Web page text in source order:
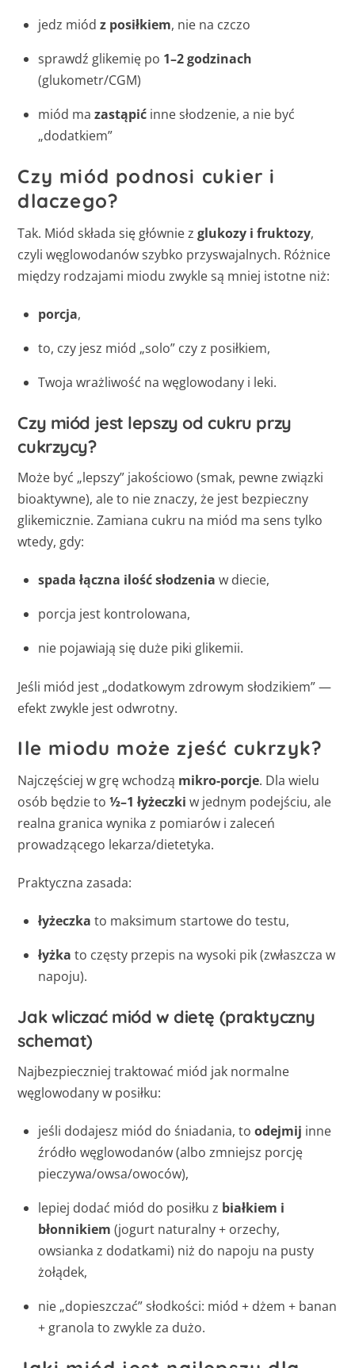
jedz miód z posiłkiem, nie na czczo
sprawdź glikemię po 1–2 godzinach
(glukometr/CGM)
miód ma zastąpić inne słodzenie, a nie być
„dodatkiem”
Czy miód podnosi cukier i
dlaczego?
Tak. Miód składa się głównie zglukozy i fruktozy,
czyli węglowodanów szybko przyswajalnych. Różnice
między rodzajami miodu zwykle są mniej istotne niż:
porcja,
to, czy jesz miód „solo” czy z posiłkiem,
Twoja wrażliwość na węglowodany i leki.
Czy miód jest lepszy od cukru przy
cukrzycy?
Może być „lepszy” jakościowo (smak, pewne związki
bioaktywne), ale to nie znaczy, że jest bezpieczny
glikemicznie. Zamiana cukru na miód ma sens tylko
wtedy, gdy:
spada łączna ilość słodzenia w diecie,
porcja jest kontrolowana,
nie pojawiają się duże piki glikemii.
Jeśli miód jest „dodatkowym zdrowym słodzikiem” —
efekt zwykle jest odwrotny.
Ile miodu może zjeść cukrzyk?
Najczęściej w grę wchodzą mikro-porcje. Dla wielu
osób będzie to½–1 łyżeczki w jednym podejściu, ale
realna granica wynika z pomiarów i zaleceń
prowadzącego lekarza/dietetyka.
Praktyczna zasada:
łyżeczka to maksimum startowe do testu,
łyżka to częsty przepis na wysoki pik (zwłaszcza w
napoju).
Jak wliczać miód w dietę (praktyczny
schemat)
Najbezpieczniej traktować miód jak normalne
węglowodany w posiłku:
jeśli dodajesz miód do śniadania, to odejmij inne
źródło węglowodanów (albo zmniejsz porcję
pieczywa/owsa/owoców),
lepiej dodać miód do posiłku z białkiem i
błonnikiem (jogurt naturalny + orzechy,
owsianka z dodatkami) niż do napoju na pusty
żołądek,
nie „dopieszczać” słodkości: miód + dżem + banan
+ granola to zwykle za dużo.